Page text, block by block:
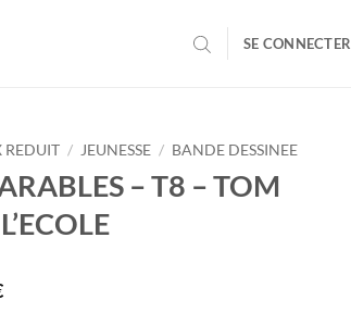
SE CONNECTER
REDUIT / JEUNESSE / BANDE DESSINEE
– T8 – TOM
Le